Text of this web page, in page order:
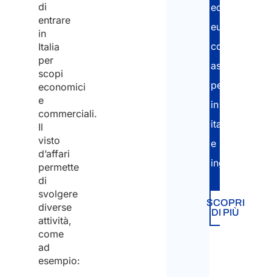
di
entrare
in
Italia
per
scopi
economici
e
commerciali.
Il
visto
d’affari
permette
di
svolgere
diverse
attività,
come
ad
esempio:
ed
europee,
con
assistenza
in
italiano
e
inglese.
SCOPRI
DI PIÙ